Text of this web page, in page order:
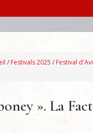
/ Festivals 2025 / Festival
». La